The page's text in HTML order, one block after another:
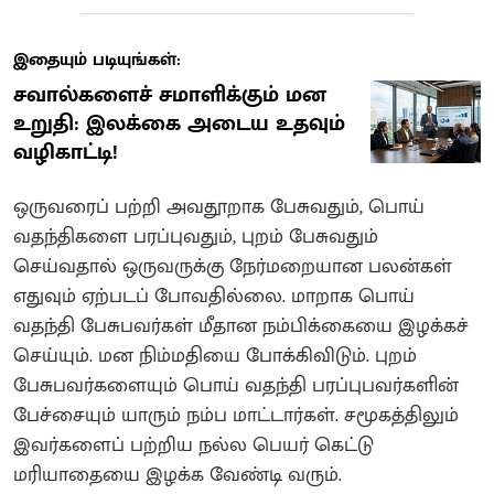
இதையும் படியுங்கள்:
சவால்களைச் சமாளிக்கும் மன
உறுதி: இலக்கை அடைய உதவும்
வழிகாட்டி!
ஒருவரைப் பற்றி அவதூறாக பேசுவதும், பொய்
வதந்திகளை பரப்புவதும், புறம் பேசுவதும்
செய்வதால் ஒருவருக்கு நேர்மறையான பலன்கள்
எதுவும் ஏற்படப் போவதில்லை. மாறாக பொய்
வதந்தி பேசுபவர்கள் மீதான நம்பிக்கையை இழக்கச்
செய்யும். மன நிம்மதியை போக்கிவிடும். புறம்
பேசுபவர்களையும் பொய் வதந்தி பரப்புபவர்களின்
பேச்சையும் யாரும் நம்ப மாட்டார்கள். சமூகத்திலும்
இவர்களைப் பற்றிய நல்ல பெயர் கெட்டு
மரியாதையை இழக்க வேண்டி வரும்.